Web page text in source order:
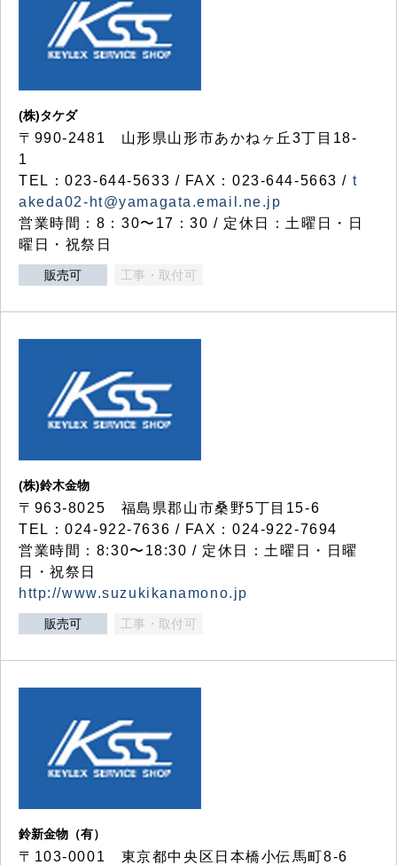
(株)タケダ
〒990-2481 山形県山形市あかねヶ丘3丁目18-
1
TEL：023-644-5633 / FAX：023-644-5663 / t
akeda02-ht@yamagata.email.ne.jp
営業時間：8：30〜17：30 / 定休日：土曜日・日
曜日・祝祭日
販売可 工事・取付可
(株)鈴木金物
〒963-8025 福島県郡山市桑野5丁目15-6
TEL：024-922-7636 / FAX：024-922-7694
営業時間：8:30〜18:30 / 定休日：土曜日・日曜
日・祝祭日
http://www.suzukikanamono.jp
販売可 工事・取付可
鈴新金物（有）
〒103-0001 東京都中央区日本橋小伝馬町8-6